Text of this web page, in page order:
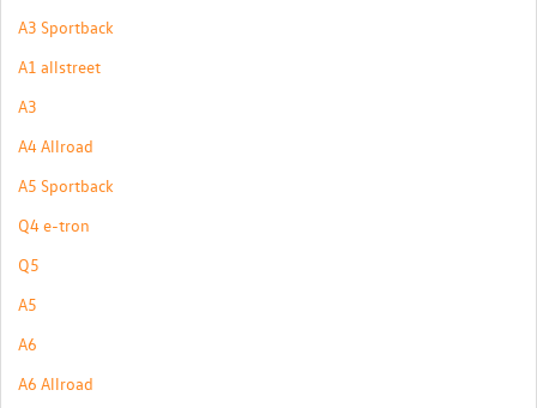
A3 Sportback
A1 allstreet
A3
A4 Allroad
A5 Sportback
Q4 e-tron
Q5
A5
A6
A6 Allroad